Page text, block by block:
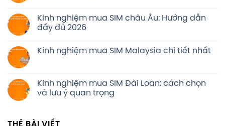
Kinh nghiệm mua SIM châu Âu: Hướng dẫn
đầy đủ 2026
Kinh nghiệm mua SIM Malaysia chi tiết nhất
Kinh nghiệm mua SIM Đài Loan: cách chọn
và lưu ý quan trọng
THẺ BÀI VIẾT